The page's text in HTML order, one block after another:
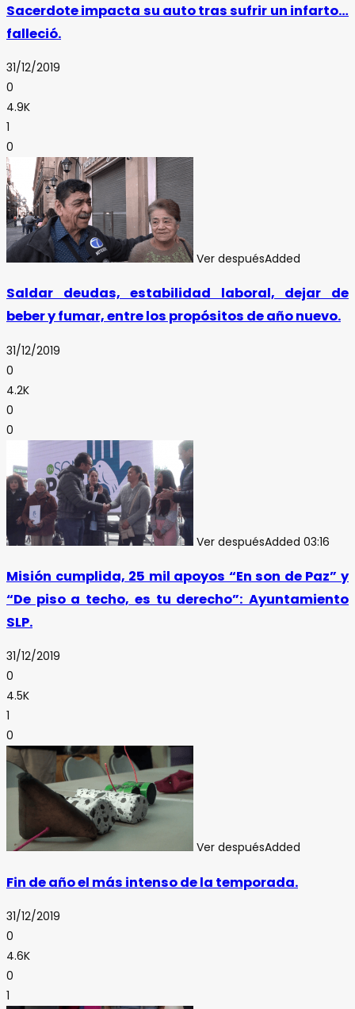
Sacerdote impacta su auto tras sufrir un infarto…
falleció.
31/12/2019
0
4.9K
1
0
Ver despuésAdded
Saldar deudas, estabilidad laboral, dejar de
beber y fumar, entre los propósitos de año nuevo.
31/12/2019
0
4.2K
0
0
Ver despuésAdded 03:16
Misión cumplida, 25 mil apoyos “En son de Paz” y
“De piso a techo, es tu derecho”: Ayuntamiento
SLP.
31/12/2019
0
4.5K
1
0
Ver despuésAdded
Fin de año el más intenso de la temporada.
31/12/2019
0
4.6K
0
1